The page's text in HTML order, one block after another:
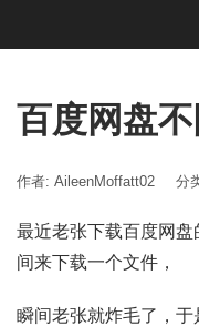
百度网盘
作者: AileenMoffatt02 分
最近老张下载百度网
间来下载一个文件，
瞬间老张就炸毛了，